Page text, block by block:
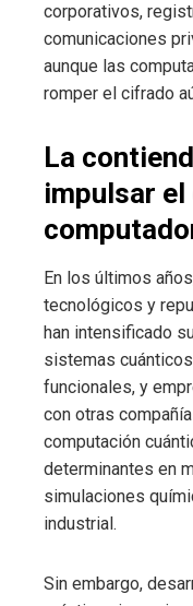
corporativos,
comunicaciones
aunque las
romper el cifrado
La
impulsar
En los últimos
tecnológicos y
han intensificado
sistemas
funcionales, y
con otras
computación
determinantes en
simulaciones
industrial.
Sin embargo,